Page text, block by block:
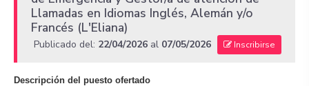
Llamadas en Idiomas Inglés, Alemán y/o
Francés (L'Eliana)
Publicado del: 22/04/2026 al 07/05/2026 Inscribirse
Descripción del puesto ofertado